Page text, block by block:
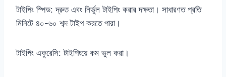
টাইপিং স্পিড: দ্রুত এবং নির্ভুল টাইপিং করার দক্ষতা। সাধারণত প্রতি
মিনিটে ৪০-৬০ শব্দ টাইপ করতে পারা।
টাইপিং একুরেসি: টাইপিংয়ে কম ভুল করা।